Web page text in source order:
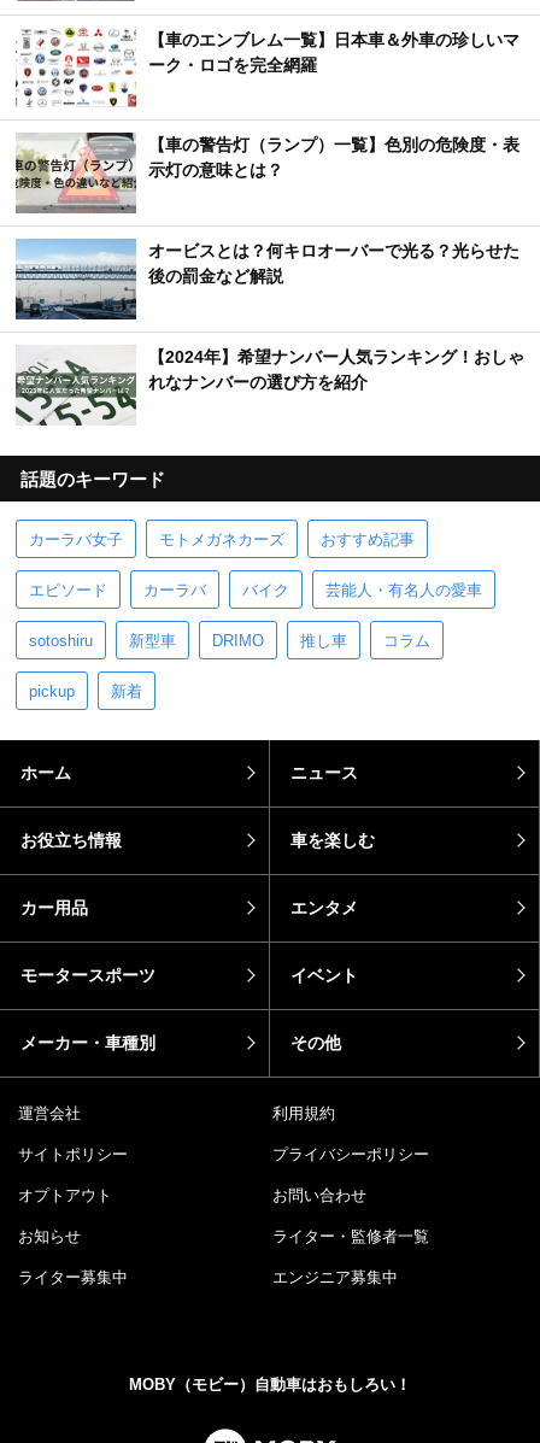
【車のエンブレム一覧】日本車＆外車の珍しいマ
ーク・ロゴを完全網羅
【車の警告灯（ランプ）一覧】色別の危険度・表
示灯の意味とは？
オービスとは？何キロオーバーで光る？光らせた
後の罰金など解説
【2024年】希望ナンバー人気ランキング！おしゃ
れなナンバーの選び方を紹介
話題のキーワード
カーラバ女子 モトメガネカーズ おすすめ記事
エピソード カーラバ バイク 芸能人・有名人の愛車
sotoshiru 新型車 DRIMO 推し車 コラム
pickup 新着
ホーム ニュース
お役立ち情報 車を楽しむ
カー用品 エンタメ
モータースポーツ イベント
メーカー・車種別 その他
運営会社 利用規約
サイトポリシー プライバシーポリシー
オプトアウト お問い合わせ
お知らせ ライター・監修者一覧
ライター募集中 エンジニア募集中
MOBY（モビー）自動車はおもしろい！